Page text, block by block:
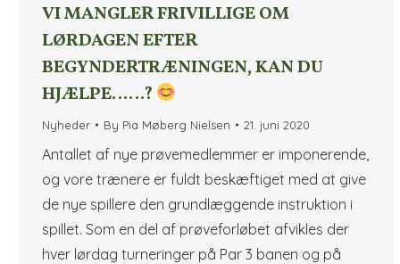
VI MANGLER FRIVILLIGE OM
LØRDAGEN EFTER
BEGYNDERTRÆNINGEN, KAN DU
HJÆLPE……?
Nyheder By Pia Møberg Nielsen 21. juni 2020
Antallet af nye prøvemedlemmer er imponerende,
og vore trænere er fuldt beskæftiget med at give
de nye spillere den grundlæggende instruktion i
spillet. Som en del af prøveforløbet afvikles der
hver lørdag turneringer på Par 3 banen og på